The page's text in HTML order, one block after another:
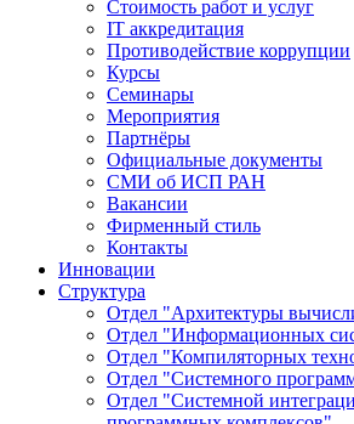
Стоимость работ и услуг
IT аккредитация
Противодействие коррупции
Курсы
Семинары
Мероприятия
Партнёры
Официальные документы
СМИ об ИСП РАН
Вакансии
Фирменный стиль
Контакты
Инновации
Структура
Отдел "Архитектуры
Отдел "Информационных
Отдел "Компиляторных
Отдел "Системного
Отдел "Системной